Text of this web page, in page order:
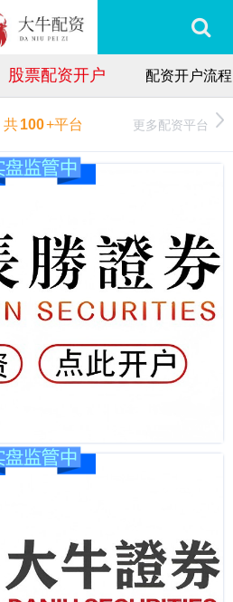
股票配资开户 配资开户流程
共100+平台 更多配资平台